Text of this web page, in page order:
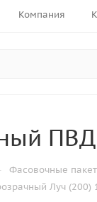
Компания
ПВД
Фасовочные
Луч (200)